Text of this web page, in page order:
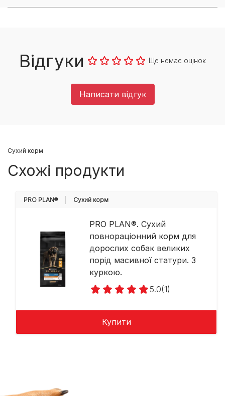
Відгуки Ще немає оцінок
Написати відгук
Cухий корм
Схожі продукти
PRO PLAN® Cухий корм
PRO PLAN®. Сухий
повнораціонний корм для
дорослих собак великих
порід масивної статури. З
куркою.
5.0(1)
Купити